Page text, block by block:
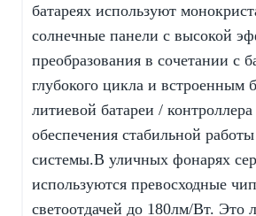
батареях используют
солнечные панели с высокой
преобразования в сочетании с
глубокого цикла и встроенным
литиевой батареи / контроллера
обеспечения стабильной
системы.В уличных фонарях
используются превосходные
светоотдачей до 180лм/Вт. Это